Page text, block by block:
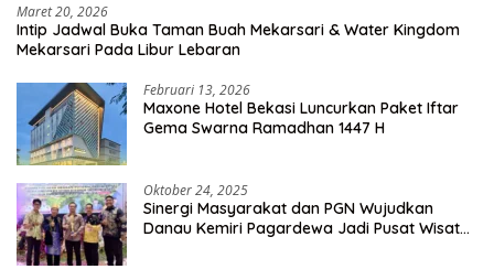
Maret 20, 2026
Intip Jadwal Buka Taman Buah Mekarsari & Water Kingdom
Mekarsari Pada Libur Lebaran
Februari 13, 2026
Maxone Hotel Bekasi Luncurkan Paket Iftar
Gema Swarna Ramadhan 1447 H
Oktober 24, 2025
Sinergi Masyarakat dan PGN Wujudkan
Danau Kemiri Pagardewa Jadi Pusat Wisata